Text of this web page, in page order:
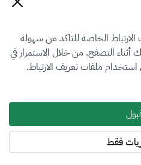
الخاصة للتاكد من سهولة
التصفح. من خلال الاستمرار في
ملفات تعريف الارتباط.
فقط